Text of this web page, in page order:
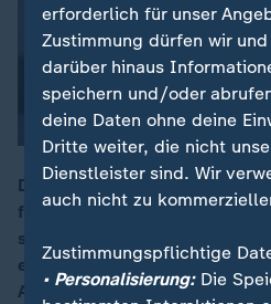
Die Verkehrsverwaltung der
finanziellen Zuschüsse für die
sogenannten „Kiezblocks“
es, in bestimmten Gebieten
Autos zu reduzieren.
erforderlich für unser
Zustimmung dürfen wir
darüber hinaus
speichern und/oder
deine Daten ohne deine
Dritte weiter, die nicht
Dienstleister sind. Wir
auch nicht zu
Zustimmungspflichtige
• Personalisierung:Die